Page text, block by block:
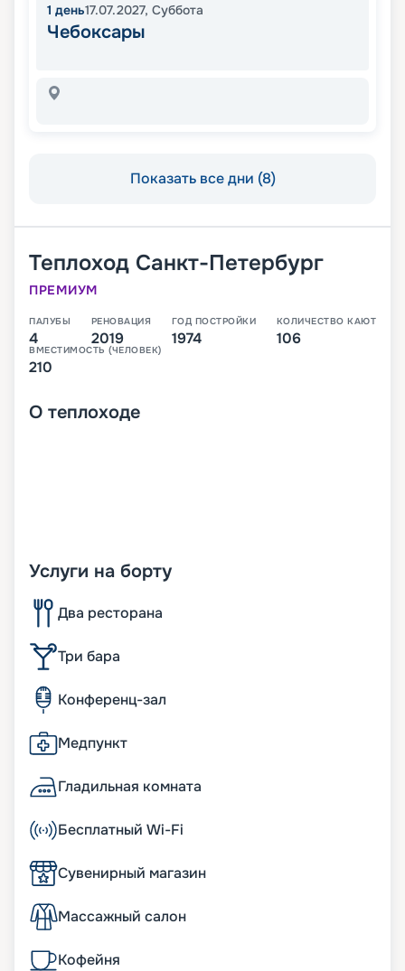
1 день17.07.2027, Суббота
Чебоксары
Показать все дни (8)
Теплоход Санкт-Петербург
ПРЕМИУМ
ПАЛУБЫ
4
РЕНОВАЦИЯ
2019
ГОД ПОСТРОЙКИ
1974
КОЛИЧЕСТВО КАЮТ
106
ВМЕСТИМОСТЬ (ЧЕЛОВЕК)
210
О теплоходе
Услуги на борту
Два ресторана
Три бара
Конференц-зал
Медпункт
Гладильная комната
Бесплатный Wi-Fi
Сувенирный магазин
Массажный салон
Кофейня